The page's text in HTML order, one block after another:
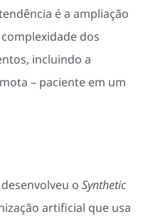
é a ampliação
dos
incluindo a
– paciente em um
o Synthetic
artificial que usa